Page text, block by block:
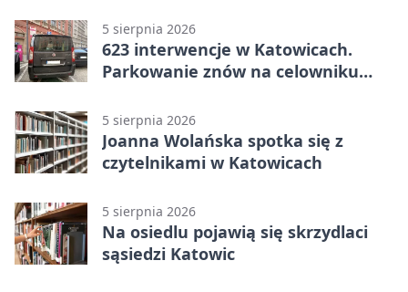
5 sierpnia 2026
623 interwencje w Katowicach.
Parkowanie znów na celowniku
5 sierpnia 2026
Joanna Wolańska spotka się z
czytelnikami w Katowicach
5 sierpnia 2026
Na osiedlu pojawią się skrzydlaci
sąsiedzi Katowic